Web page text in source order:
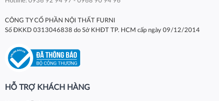
CÔNG TY CỔ PHẦN NỘI THẤT FURNI
Số ĐKKD 0313046838 do Sở KHĐT TP. HCM cấp ngày 09/12/2014
HỖ TRỢ KHÁCH HÀNG